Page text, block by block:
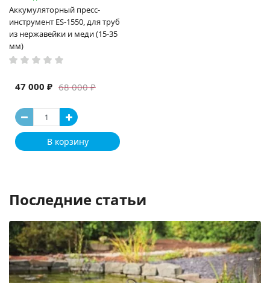
Аккумуляторный пресс-
инструмент ES-1550, для труб
из нержавейки и меди (15-35
мм)
68 000 ₽
47 000 ₽
В корзину
Последние статьи